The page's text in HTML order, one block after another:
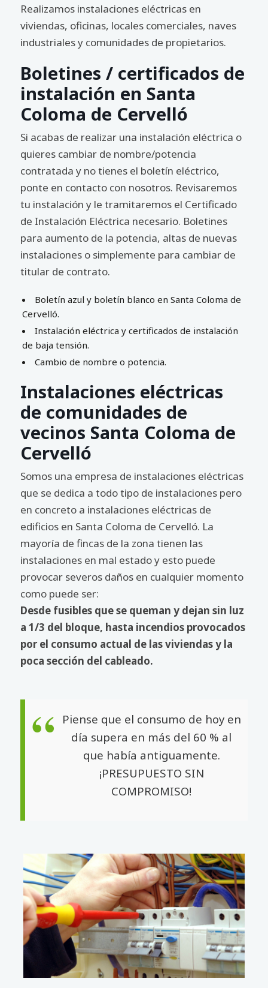
Realizamos instalaciones eléctricas en
viviendas, oficinas, locales comerciales, naves
industriales y comunidades de propietarios.
Boletines / certificados de
instalación en Santa
Coloma de Cervelló
Si acabas de realizar una instalación eléctrica o
quieres cambiar de nombre/potencia
contratada y no tienes el boletín eléctrico,
ponte en contacto con nosotros. Revisaremos
tu instalación y le tramitaremos el Certificado
de Instalación Eléctrica necesario. Boletines
para aumento de la potencia, altas de nuevas
instalaciones o simplemente para cambiar de
titular de contrato.
Boletín azul y boletín blanco en Santa Coloma de
Cervelló.
Instalación eléctrica y certificados de instalación
de baja tensión.
Cambio de nombre o potencia.
Instalaciones eléctricas
de comunidades de
vecinos Santa Coloma de
Cervelló
Somos una empresa de instalaciones eléctricas
que se dedica a todo tipo de instalaciones pero
en concreto a instalaciones eléctricas de
edificios en Santa Coloma de Cervelló. La
mayoría de fincas de la zona tienen las
instalaciones en mal estado y esto puede
provocar severos daños en cualquier momento
como puede ser:
Desde fusibles que se queman y dejan sin luz
a 1/3 del bloque, hasta incendios provocados
por el consumo actual de las viviendas y la
poca sección del cableado.
Piense que el consumo de hoy en
día supera en más del 60 % al
que había antiguamente.
¡PRESUPUESTO SIN
COMPROMISO!